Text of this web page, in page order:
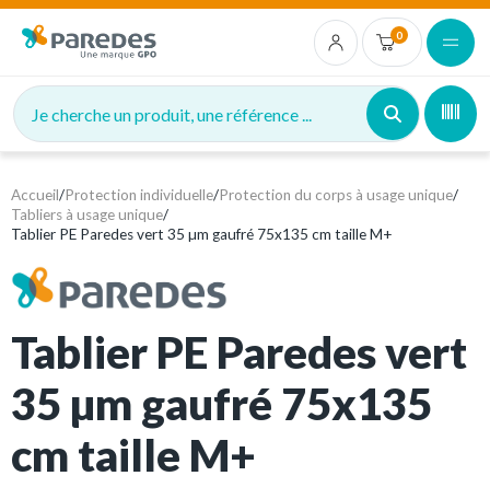
0
Je cherche un produit, une référence ...
Accueil/Protection individuelle/Protection du corps à usage unique/
Tabliers à usage unique/
Tablier PE Paredes vert 35 µm gaufré 75x135 cm taille M+
Tablier PE Paredes vert
35 µm gaufré 75x135
cm taille M+